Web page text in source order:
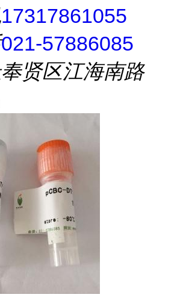
17317861055
021-57886085
奉贤区江海南路